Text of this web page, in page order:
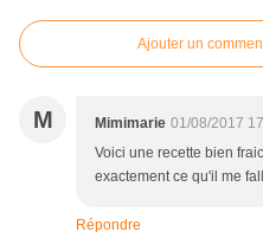
Ajouter un
M Mimimarie 01/08/2017
Voici une recette bien
exactement ce qu'il me
Répondre